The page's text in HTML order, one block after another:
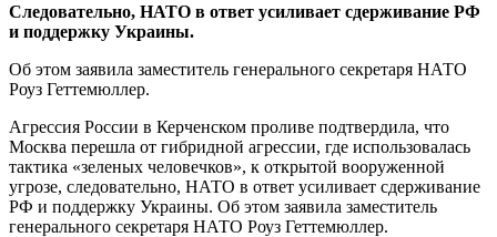
Следовательно, НАТО в ответ усиливает сдерживание РФ
и поддержку Украины.
Об этом заявила заместитель генерального секретаря НАТО
Роуз Геттемюллер.
Агрессия России в Керченском проливе подтвердила, что
Москва перешла от гибридной агрессии, где использовалась
тактика «зеленых человечков», к открытой вооруженной
угрозе, следовательно, НАТО в ответ усиливает сдерживание
РФ и поддержку Украины. Об этом заявила заместитель
генерального секретаря НАТО Роуз Геттемюллер.